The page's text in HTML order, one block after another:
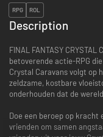
RPG ROL
Description
FINAL FANTASY
betoverende actie-RPG
Crystal Caravans volgt op
zeldzame, kostbare
onderhouden dat de
Doe een beroep op kracht
vrienden om samen